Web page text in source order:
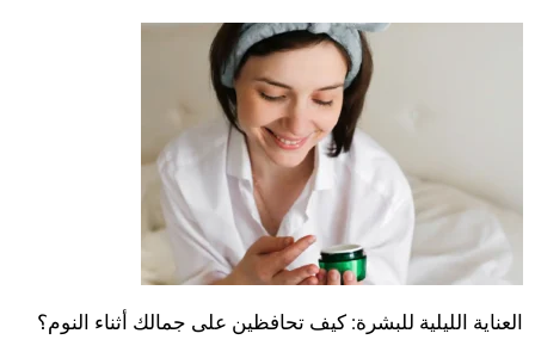
العناية الليلية للبشرة: كيف تحافظين على جمالك أثناء النوم؟